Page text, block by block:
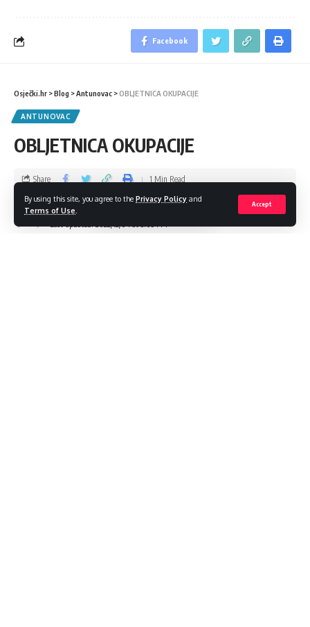
By using this site, you agree to the Privacy Policy and
Terms of Use
Accept
Facebook
Osječki.hr >Blog >Antunovac >OBLJETNICA OKUPACIJE
ANTUNOVAC
OBLJETNICA OKUPACIJE
Last updated: 2022/12/04 at 3:05 PM
admin
Share 1 Min Read